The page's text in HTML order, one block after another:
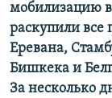
мобилизацию в
раскупили
Еревана,
Бишкека и
За несколько